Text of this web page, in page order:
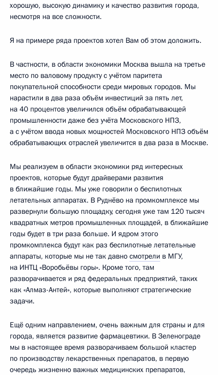
хорошую, высокую динамику и качество развития города,
несмотря на все сложности.
Я на примере ряда проектов хотел Вам об этом доложить.
В частности, в области экономики Москва вышла на третье
место по валовому продукту с учётом паритета
покупательной способности среди мировых городов. Мы
нарастили в два раза объём инвестиций за пять лет,
на 40 процентов увеличился объём обрабатывающей
промышленности даже без учёта Московского НПЗ,
а с учётом ввода новых мощностей Московского НПЗ объём
обрабатывающих отраслей увеличится в два раза в Москве.
Мы реализуем в области экономики ряд интересных
проектов, которые будут драйверами развития
в ближайшие годы. Мы уже говорили о беспилотных
летательных аппаратах. В Руднёво на промкомплексе мы
развернули большую площадку, сегодня уже там 120 тысяч
квадратных метров промышленных площадей, в ближайшие
годы будет в три раза больше. И ядром этого
промкомплекса будут как раз беспилотные летательные
аппараты, которые мы не так давно смотрели в МГУ,
на ИНТЦ «Воробьёвы горы». Кроме того, там
разворачивается и ряд федеральных предприятий, таких
как «Алмаз-Антей», которые выполняют стратегические
задачи.
Ещё одним направлением, очень важным для страны и для
города, является развитие фармацевтики. В Зеленограде
мы в настоящее время разворачиваем большой кластер
по производству лекарственных препаратов, в первую
очередь жизненно важных медицинских препаратов,